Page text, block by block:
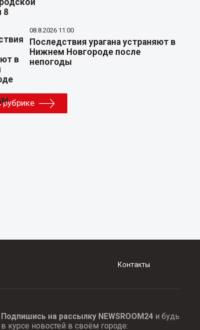
08.8.2026 11:00
Последствия урагана устраняют в
Нижнем Новгороде после
непогоды
рубрике
Контакты
Подпишись на рассылку NEWSROOM24и будь
в курсе новостей в своём городе: